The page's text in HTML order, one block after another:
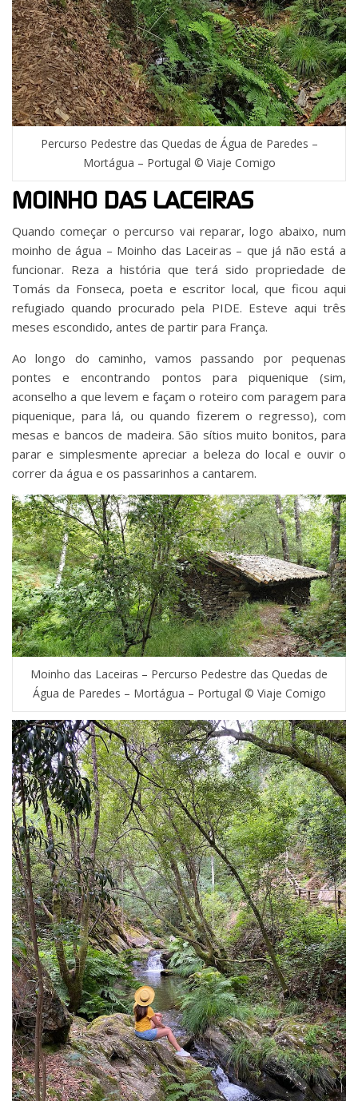
Percurso Pedestre das Quedas de Água de Paredes –
Mortágua – Portugal © Viaje Comigo
MOINHO DAS LACEIRAS
Quando começar o percurso vai reparar, logo abaixo, num
moinho de água – Moinho das Laceiras – que já não está a
funcionar. Reza a história que terá sido propriedade de
Tomás da Fonseca, poeta e escritor local, que ficou aqui
refugiado quando procurado pela PIDE. Esteve aqui três
meses escondido, antes de partir para França.
Ao longo do caminho, vamos passando por pequenas
pontes e encontrando pontos para piquenique (sim,
aconselho a que levem e façam o roteiro com paragem para
piquenique, para lá, ou quando fizerem o regresso), com
mesas e bancos de madeira. São sítios muito bonitos, para
parar e simplesmente apreciar a beleza do local e ouvir o
correr da água e os passarinhos a cantarem.
Moinho das Laceiras – Percurso Pedestre das Quedas de
Água de Paredes – Mortágua – Portugal © Viaje Comigo